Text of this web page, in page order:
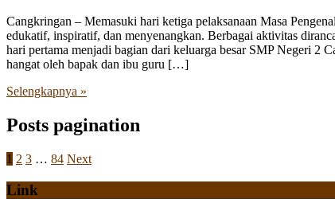
Cangkringan – Memasuki hari ketiga pelaksanaan Masa
edukatif, inspiratif, dan menyenangkan. Berbagai aktivitas
hari pertama menjadi bagian dari keluarga besar SMP Negeri 2
hangat oleh bapak dan ibu guru […]
Selengkapnya »
Posts pagination
1 2 3 … 84 Next
Link